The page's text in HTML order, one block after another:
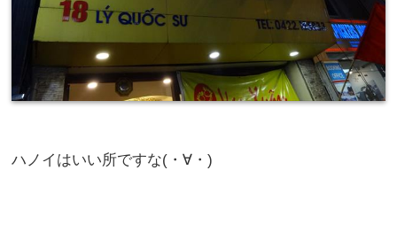
ハノイはいい所ですな(・∀・)